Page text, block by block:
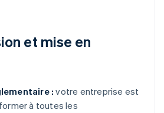
et mise en
: votre entreprise est
à toutes les